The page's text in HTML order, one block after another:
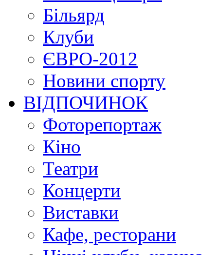
Більярд
Клуби
ЄВРО-2012
Новини спорту
ВІДПОЧИНОК
Фоторепортаж
Кіно
Театри
Концерти
Виставки
Кафе, ресторани